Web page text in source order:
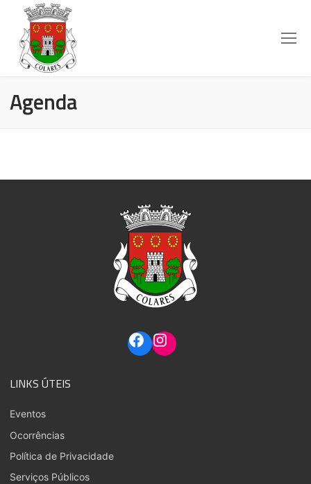
Agenda
LINKS ÚTEIS
Eventos
Ocorrências
Política de Privacidade
Serviços Públicos